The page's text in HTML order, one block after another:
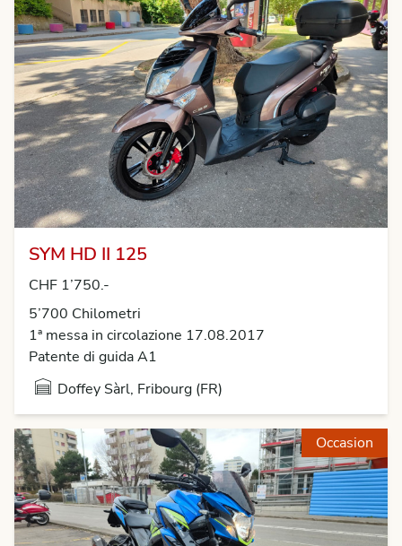
SYM HD II 125
CHF 1’750.-
5’700 Chilometri
1ª messa in circolazione 17.08.2017
Patente di guida A1
Doffey Sàrl, Fribourg (FR)
Occasion